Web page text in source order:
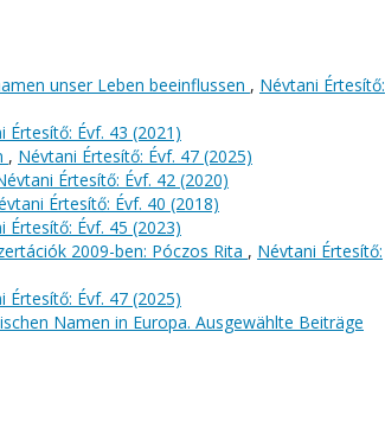
unser Leben beeinflussen , Névtani Értesítő:
Értesítő: Évf. 43 (2021)
, Névtani Értesítő: Évf. 47 (2025)
Értesítő: Évf. 42 (2020)
Értesítő: Évf. 40 (2018)
Értesítő: Évf. 45 (2023)
2009-ben: Póczos Rita , Névtani Értesítő:
Értesítő: Évf. 47 (2025)
Namen in Europa. Ausgewählte Beiträge